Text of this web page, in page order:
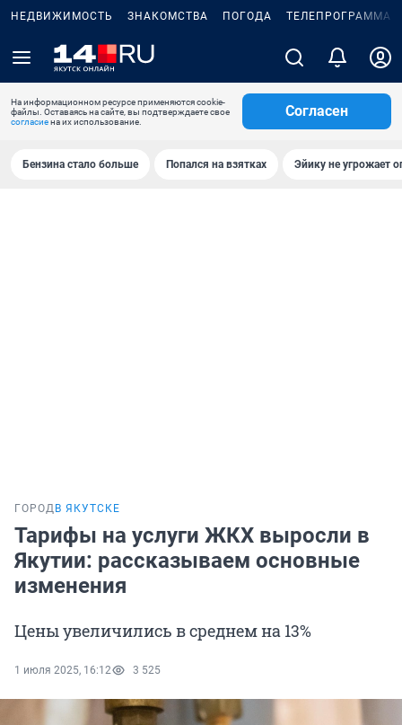
НЕДВИЖИМОСТЬ ЗНАКОМСТВА ПОГОДА ТЕЛЕПРОГРАММА
На информационном ресурсе применяются cookie-
файлы. Оставаясь на сайте, вы подтверждаете свое
согласиена их использование.
Согласен
Бензина стало больше Попался на взятках Эйику не угрожает
ГОРОД В ЯКУТСКЕ
Тарифы на услуги ЖКХ выросли в
Якутии: рассказываем основные
изменения
Цены увеличились в среднем на 13%
1 июля 2025, 16:12 3 525